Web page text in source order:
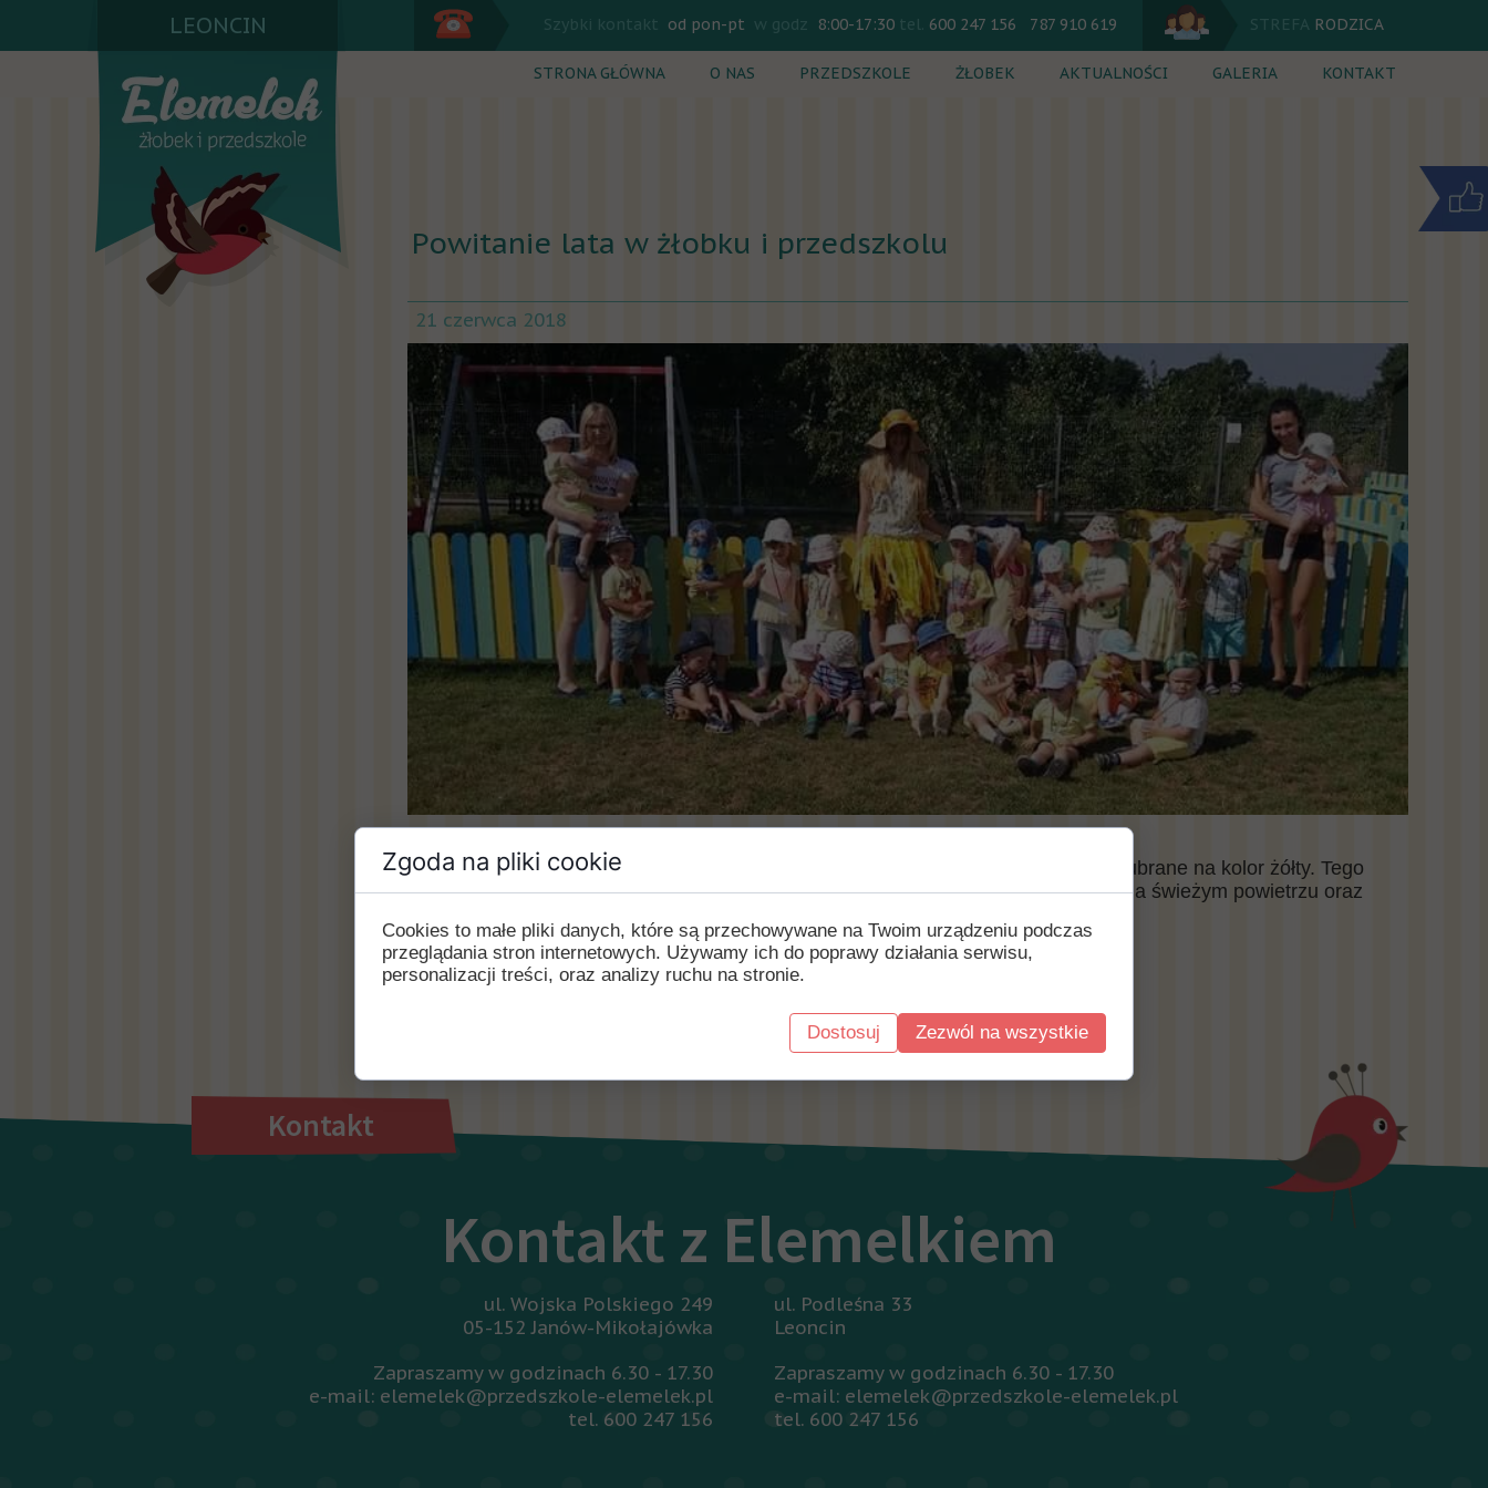
Kontakt
ul. Podleśna 33
Leoncin
Zapraszamy w godzinach 6.30 - 17.30
e-mail: elemelek@przedszkole-elemelek.pl
tel. 600 247 156
ul. Wojska Polskiego 249
05-152 Janów-Mikołajówka
Zapraszamy w godzinach 6.30 - 17.30
e-mail: elemelek@przedszkole-elemelek.pl
tel. 600 247 156
Kontakt z Elemelkiem
LEONCIN STREFA RODZICA
STRONA GŁÓWNA O NAS PRZEDSZKOLE
Cennik
ŻŁOBEK AKTUALNOŚCI GALERIA KONTAKT
Szybki kontakt od pon-pt w godz 8:00-17:30 tel. 600 247 156 787 910 619
21 czerwca 2018
Wczoraj żłobek i przedszkole odwiedziła Pani Lato.
Z tej okazji dzieci przyszły ubrane na kolor żółty. Tego
dnia na naszych przedszkolaków czekało wiele atrakcji: wspólne tańce, zabawy na świeżym powietrzu oraz
Powitanie lata w żłobku i przedszkolu
Zgoda na pliki cookie
Cookies to małe pliki danych, które są przechowywane na Twoim urządzeniu podczas
przeglądania stron internetowych. Używamy ich do poprawy działania serwisu,
personalizacji treści, oraz analizy ruchu na stronie.
Dostosuj Zezwól na wszystkie